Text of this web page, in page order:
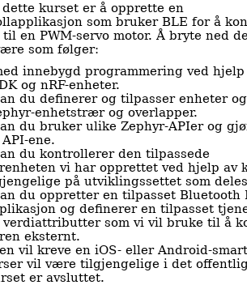
kurset er å opprette en
som bruker BLE for å
en PWM-servo motor. Å bryte ned
som følger:
innebygd programmering ved hjelp
og nRF-enheter.
du definerer og tilpasser enheter
enhetstrær og overlapper.
du bruker ulike Zephyr-APIer og
ene.
du kontrollerer den tilpassede
vi har opprettet ved hjelp av
på utviklingssettet som
du oppretter en tilpasset Bluetooth
og definerer en tilpasset
verdiattributter som vi vil bruke til å
eksternt.
vil kreve en iOS- eller Android-
vil være tilgjengelige i det
er avsluttet.